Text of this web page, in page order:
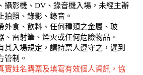
攝影機、DV、錄音機入場，未經主辦
拍照、錄影、錄音。
外食、飲料、任何種類之金屬、玻
、雷射筆、煙火或任何危險物品。
其入場規定，請持票人遵守之，遲到
管制。
實姓名購票及填寫有效個人資訊，協